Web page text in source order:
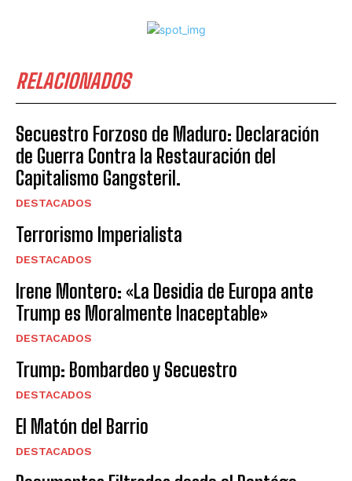
RELACIONADOS
Secuestro Forzoso de Maduro: Declaración
de Guerra Contra la Restauración del
Capitalismo Gangsteril.
DESTACADOS
Terrorismo Imperialista
DESTACADOS
Irene Montero: «La Desidia de Europa ante
Trump es Moralmente Inaceptable»
DESTACADOS
Trump: Bombardeo y Secuestro
DESTACADOS
El Matón del Barrio
DESTACADOS